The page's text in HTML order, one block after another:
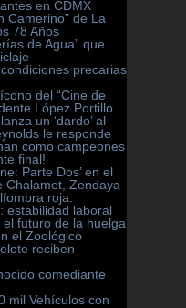
en CDMX
Camerino” de La
78 Años
de Agua” que
precarias
del “Cine de
López Portillo
un ‘dardo’ al
le responde
como campeones
final!
Parte Dos’ en el
Chalamet, Zendaya
roja.
estabilidad laboral
futuro de la huelga
el Zoológico
reciben
comediante
mil Vehículos con